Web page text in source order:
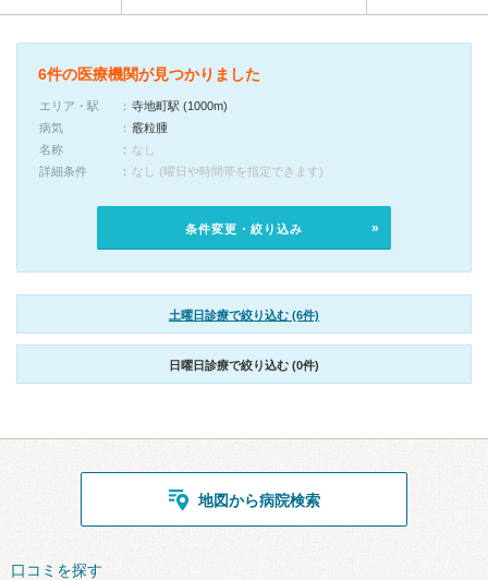
6件の医療機関が見つかりました
エリア・駅
寺地町駅 (1000m)
病気
霰粒腫
名称
なし
詳細条件
なし (曜日や時間帯を指定できます)
条件変更・絞り込み
土曜日診療で絞り込む (6件)
日曜日診療で絞り込む (0件)
地図から病院検索
口コミを探す